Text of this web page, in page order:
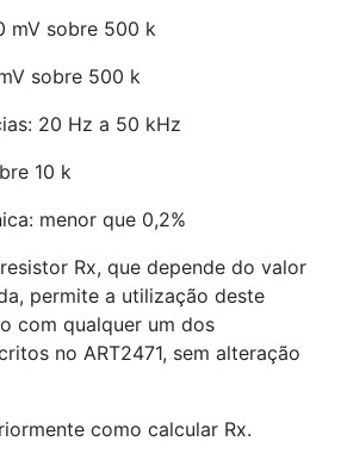
mV sobre 500 k
sobre 500 k
20 Hz a 50 kHz
10 k
menor que 0,2%
Rx, que depende do valor
permite a utilização deste
com qualquer um dos
no ART2471, sem alteração
como calcular Rx.